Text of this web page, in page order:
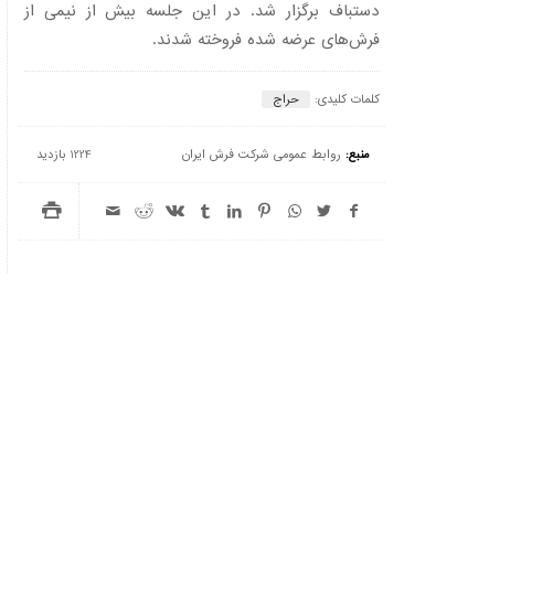
دستباف برگزار شد. در این جلسه بیش از نیمی از
فرش‌های عرضه شده فروخته شدند.
کلمات کلیدی: حراج
منبع: روابط عمومی شرکت فرش ایران 1224 بازدید